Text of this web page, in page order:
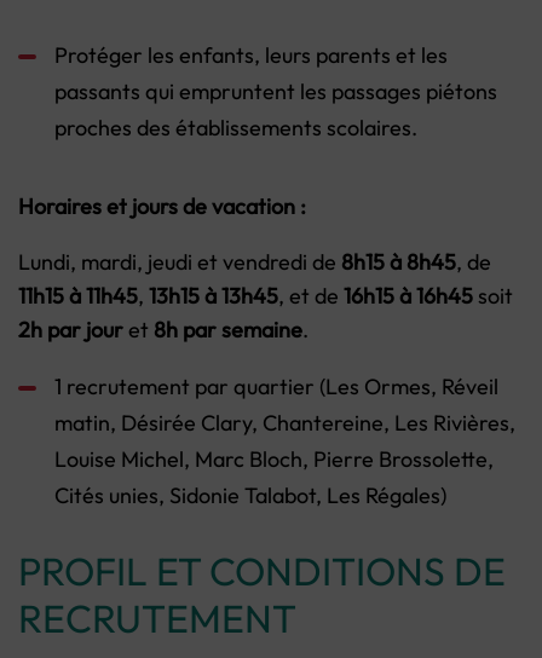
Protéger les enfants, leurs parents et les
passants qui empruntent les passages piétons
proches des établissements scolaires.
Horaires et jours de vacation :
Lundi, mardi, jeudi et vendredi de 8h15 à 8h45, de
11h15 à 11h45, 13h15 à 13h45, et de 16h15 à 16h45 soit
2h par jouret 8h par semaine.
1 recrutement par quartier (Les Ormes, Réveil
matin, Désirée Clary, Chantereine, Les Rivières,
Louise Michel, Marc Bloch, Pierre Brossolette,
Cités unies, Sidonie Talabot, Les Régales)
PROFIL ET CONDITIONS DE
RECRUTEMENT